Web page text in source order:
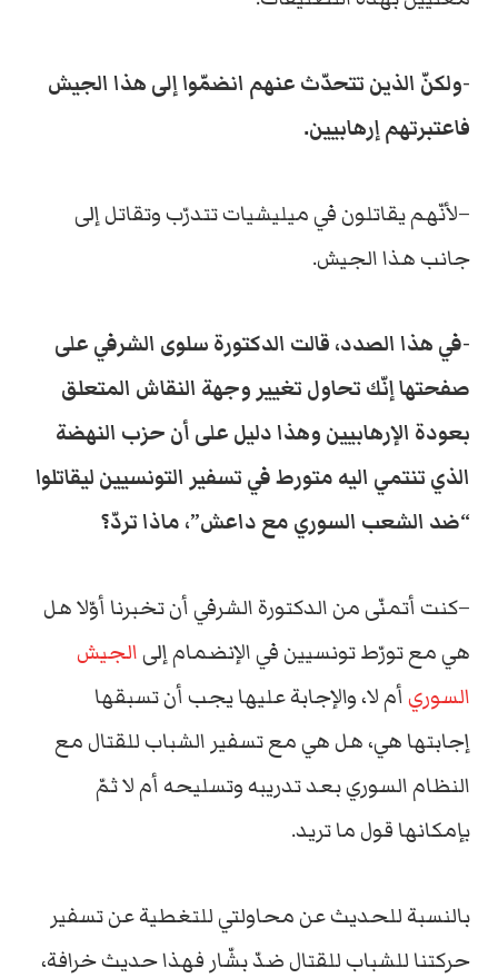
-ولكنّ الذين تتحدّث عنهم انضمّوا إلى هذا الجيش
فاعتبرتهم إرهابيين.
–لأنّهم يقاتلون في ميليشيات تتدرّب وتقاتل إلى
جانب هذا الجيش.
-في هذا الصدد، قالت الدكتورة سلوى الشرفي على
صفحتها إنّك تحاول تغيير وجهة النقاش المتعلق
بعودة الإرهابيين وهذا دليل على أن حزب النهضة
الذي تنتمي اليه متورط في تسفير التونسيين ليقاتلوا
“ضد الشعب السوري مع داعش”، ماذا تردّ؟
–كنت أتمنّى من الدكتورة الشرفي أن تخبرنا أوّلا هل
هي مع تورّط تونسيين في الإنضمام إلىالجيش
السوريأم لا، والإجابة عليها يجب أن تسبقها
إجابتها هي، هل هي مع تسفير الشباب للقتال مع
النظام السوري بعد تدريبه وتسليحه أم لا ثمّ
بإمكانها قول ما تريد.
بالنسبة للحديث عن محاولتي للتغطية عن تسفير
حركتنا للشباب للقتال ضدّ بشّار فهذا حديث خرافة،